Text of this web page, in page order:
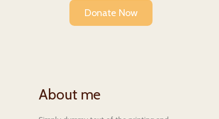
Donate Now
About me